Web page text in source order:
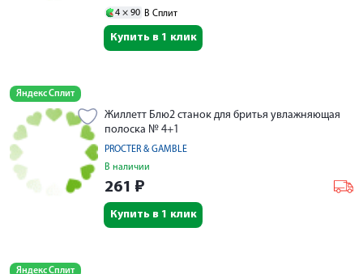
4 × 90 В Сплит
Купить в 1 клик
Яндекс Сплит
Жиллетт Блю2 станок для бритья увлажняющая
полоска № 4+1
PROCTER & GAMBLE
В наличии
261 ₽
Купить в 1 клик
Яндекс Сплит